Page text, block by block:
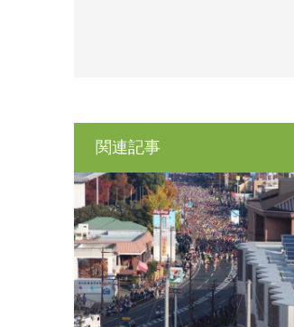
関連記事